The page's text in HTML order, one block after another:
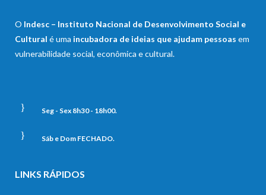
O Indesc – Instituto Nacional de Desenvolvimento Social e
Cultural é uma incubadora de ideias que ajudam pessoas em
vulnerabilidade social, econômica e cultural.
Seg - Sex 8h30 - 18h00.
Sáb e Dom FECHADO.
LINKS RÁPIDOS